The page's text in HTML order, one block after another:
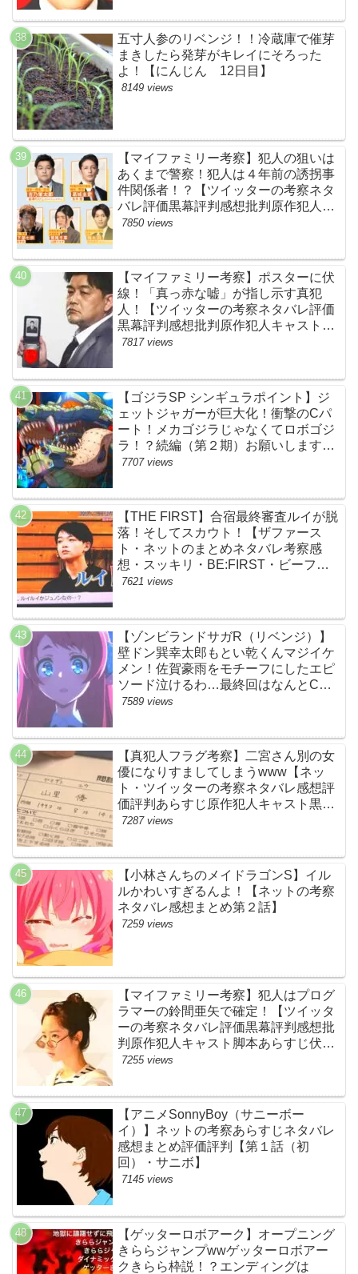
五寸人参のリベンジ！！冷蔵庫で催芽
まきしたら発芽がキレイにそろった
よ！【にんじん 12日目】
8149 views
【マイファミリー考察】犯人の狙いは
あくまで警察！犯人は４年前の誘拐事
件関係者！？【ツイッターの考察ネタ
バレ評価黒幕評判感想批判原作犯人キ
ャスト脚本あらすじ伏線まとめ】
7850 views
【マイファミリー考察】ポスターに伏
線！「真っ赤な嘘」が指し示す真犯
人！【ツイッターの考察ネタバレ評価
黒幕評判感想批判原作犯人キャスト脚
本あらすじ伏線まとめ・吉乃栄太郎】
7817 views
【ゴジラSP シンギュラポイント】ジ
ェットジャガーが巨大化！衝撃のCパ
ート！メカゴジラじゃなくてロボゴジ
ラ！？続編（第２期）お願いします！
【ネットの考察ネタバレ感想まとめ・
7707 views
【THE FIRST】合宿最終審査ルイが脱
落！そしてスカウト！【ザファース
ト・ネットのまとめネタバレ考察感
想・スッキリ・BE:FIRST・ビーファ
ースト】
7621 views
【ゾンビランドサガR（リベンジ）】
壁ドン巽幸太郎もとい乾くんマジイケ
メン！佐賀豪雨をモチーフにしたエピ
ソード泣けるわ…最終回はなんとCM
なし27分ノンストップ放送！すごすぎ
7589 views
【真犯人フラグ考察】二宮さん別の女
優になりすましてしまうwww【ネッ
ト・ツイッターの考察ネタバレ感想評
価評判あらすじ原作犯人キャスト黒幕
伏線まとめ・山里亮太・蒼井優】
7287 views
【小林さんちのメイドラゴンS】イル
ルかわいすぎるんよ！【ネットの考察
ネタバレ感想まとめ第２話】
7259 views
【マイファミリー考察】犯人はプログ
ラマーの鈴間亜矢で確定！【ツイッタ
ーの考察ネタバレ評価黒幕評判感想批
判原作犯人キャスト脚本あらすじ伏線
まとめ・藤間爽子】
7255 views
【アニメSonnyBoy（サニーボー
イ）】ネットの考察あらすじネタバレ
感想まとめ評価評判【第１話（初
回）・サニボ】
7145 views
【ゲッターロボアーク】オープニング
きららジャンプwwゲッターロボアー
クきらら枠説！？エンディングは